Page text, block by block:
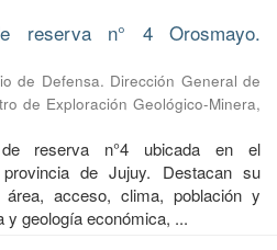
reserva n° 4 Orosmayo.
de Defensa. Dirección General de
de Exploración Geológico-Minera,
reserva n°4 ubicada en el
provincia de Jujuy. Destacan su
acceso, clima, población y
y geología económica, ...